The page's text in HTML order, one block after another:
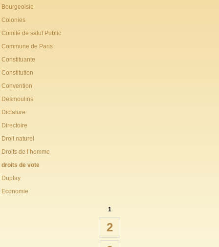
Bourgeoisie
Colonies
Comité de salut Public
Commune de Paris
Constituante
Constitution
Convention
Desmoulins
Dictature
Directoire
Droit naturel
Droits de l’homme
droits de vote
Duplay
Economie
1
2